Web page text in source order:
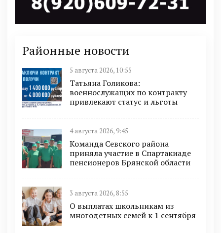
Районные новости
5 августа 2026, 10:55
Татьяна Голикова:
военнослужащих по контракту
привлекают статус и льготы
4 августа 2026, 9:45
Команда Севского района
приняла участие в Спартакиаде
пенсионеров Брянской области
3 августа 2026, 8:55
О выплатах школьникам из
многодетных семей к 1 сентября